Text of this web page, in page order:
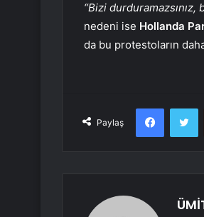
“Bizi
nedeni ise Hollanda
da bu protestoların
Paylaş